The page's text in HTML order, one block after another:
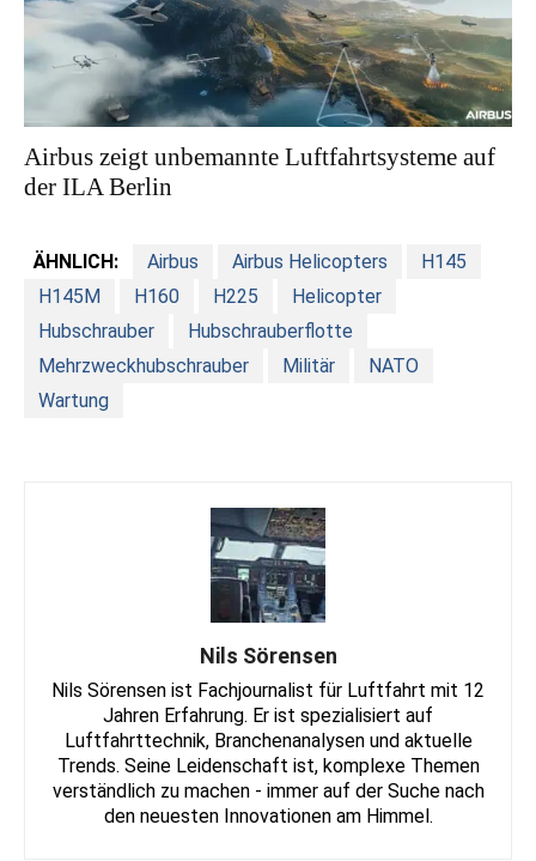
Airbus zeigt unbemannte Luftfahrtsysteme auf
der ILA Berlin
ÄHNLICH: Airbus Airbus Helicopters
H145
H145M
H160 H225
Helicopter
Hubschrauber
Hubschrauberflotte
Mehrzweckhubschrauber
Militär
NATO
Wartung
Nils Sörensen
Nils Sörensen ist Fachjournalist für Luftfahrt mit 12
Jahren Erfahrung. Er ist spezialisiert auf
Luftfahrttechnik, Branchenanalysen und aktuelle
Trends. Seine Leidenschaft ist, komplexe Themen
verständlich zu machen - immer auf der Suche nach
den neuesten Innovationen am Himmel.